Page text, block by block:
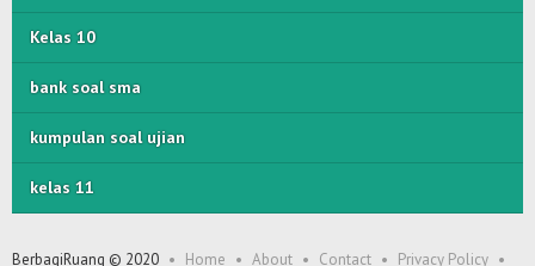
Kelas 10
bank soal sma
kumpulan soal ujian
kelas 11
BerbagiRuang © 2020 Home About Contact Privacy Policy